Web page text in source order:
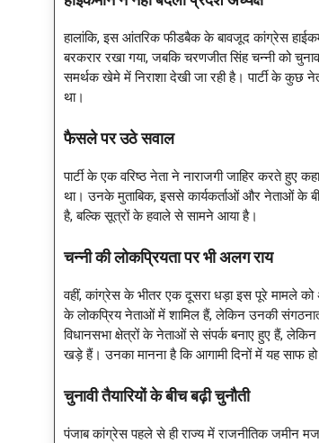
हालांकि, इस आंतरिक फीडबैक के बावजूद कांग्रेस
बरकरार रखा गया, जबकि चरणजीत सिंह चन्नी को
समर्थक खेमे में निराशा देखी जा रही है। पार्टी के कुछ
था।
फैसले पर उठे सवाल
पार्टी के एक वरिष्ठ नेता ने नाराजगी जाहिर करते हुए
था। उनके मुताबिक, इससे कार्यकर्ताओं और नेताओं के बीच
है, बल्कि सूत्रों के हवाले से सामने आया है।
चन्नी की लोकप्रियता पर भी अलग राय
वहीं, कांग्रेस के भीतर एक दूसरा धड़ा इस पूरे मामले
के लोकप्रिय नेताओं में शामिल हैं, लेकिन उनकी
विधानसभा क्षेत्रों के नेताओं से संपर्क बनाए हुए हैं,
खड़े हैं। उनका मानना है कि आगामी दिनों में यह साफ
चुनावी तैयारियों के बीच बढ़ी चुनौती
पंजाब कांग्रेस पहले से ही राज्य में राजनीतिक जमीन